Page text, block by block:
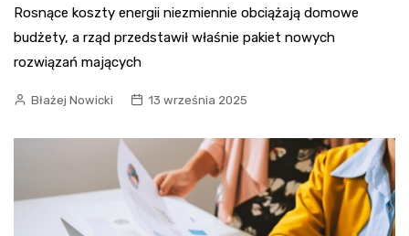
Rosnące koszty energii niezmiennie obciążają domowe
budżety, a rząd przedstawił właśnie pakiet nowych
rozwiązań mających
Błażej Nowicki 13 września 2025